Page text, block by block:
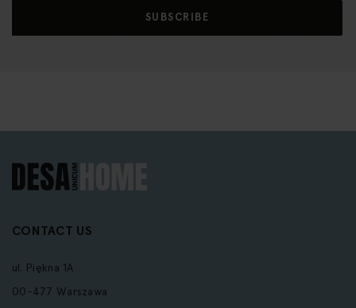
SUBSCRIBE
CONTACT US
ul. Piękna 1A
00-477 Warszawa